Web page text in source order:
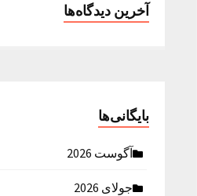
آخرین دیدگاه‌ها
بایگانی‌ها
آگوست 2026
جولای 2026